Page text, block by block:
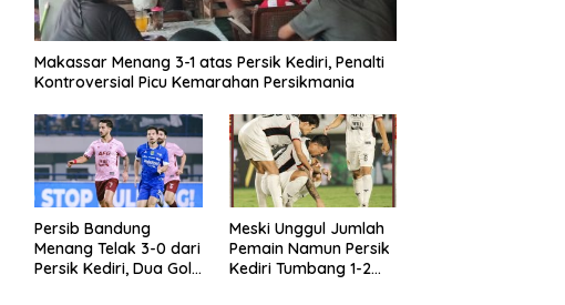
Makassar Menang 3-1 atas Persik Kediri, Penalti
Kontroversial Picu Kemarahan Persikmania
Persib Bandung
Menang Telak 3-0 dari
Persik Kediri, Dua Gol
Meski Unggul Jumlah
Pemain Namun Persik
Kediri Tumbang 1-2